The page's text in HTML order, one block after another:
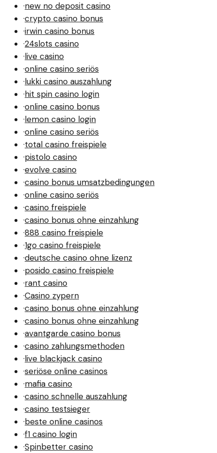
·new no deposit casino
·crypto casino bonus
·irwin casino bonus
·24slots casino
·live casino
·online casino seriös
·lukki casino auszahlung
·hit spin casino login
·online casino bonus
·lemon casino login
·online casino seriös
·total casino freispiele
·pistolo casino
·evolve casino
·casino bonus umsatzbedingungen
·online casino seriös
·casino freispiele
·casino bonus ohne einzahlung
·888 casino freispiele
·1go casino freispiele
·deutsche casino ohne lizenz
·posido casino freispiele
·rant casino
·Casino zypern
·casino bonus ohne einzahlung
·casino bonus ohne einzahlung
·avantgarde casino bonus
·casino zahlungsmethoden
·live blackjack casino
·seriöse online casinos
·mafia casino
·casino schnelle auszahlung
·casino testsieger
·beste online casinos
·f1 casino login
·Spinbetter casino